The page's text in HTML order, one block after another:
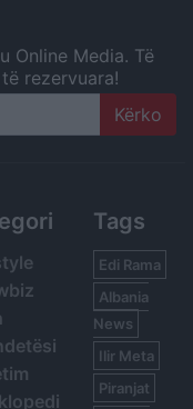
Online Media. Të
rezervuara!
Tags
Edi Rama
Albania
News
Ilir Meta
Piranjat